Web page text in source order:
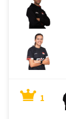
1